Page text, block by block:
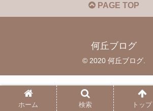
PAGE TOP
何丘ブログ
© 2020 何丘ブログ.
ホーム 検索 トップ